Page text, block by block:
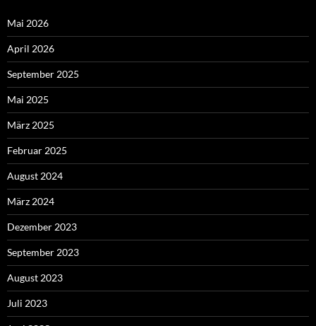
Mai 2026
April 2026
September 2025
Mai 2025
März 2025
Februar 2025
August 2024
März 2024
Dezember 2023
September 2023
August 2023
Juli 2023